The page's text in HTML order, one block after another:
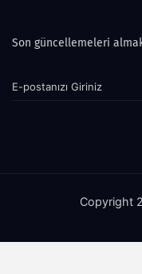
Son güncellemeleri
Copyright